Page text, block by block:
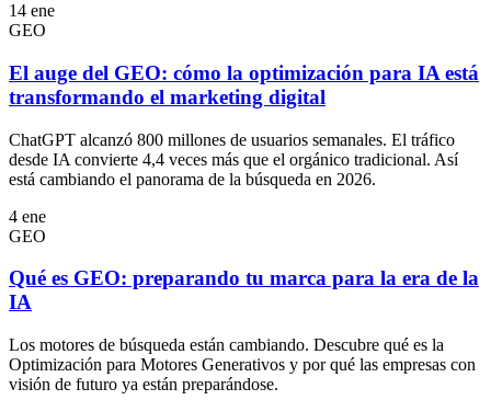
14 ene
GEO
El auge del GEO: cómo la optimización para IA está
transformando el marketing digital
ChatGPT alcanzó 800 millones de usuarios semanales. El tráfico
desde IA convierte 4,4 veces más que el orgánico tradicional. Así
está cambiando el panorama de la búsqueda en 2026.
4 ene
GEO
Qué es GEO: preparando tu marca para la era de la
IA
Los motores de búsqueda están cambiando. Descubre qué es la
Optimización para Motores Generativos y por qué las empresas con
visión de futuro ya están preparándose.